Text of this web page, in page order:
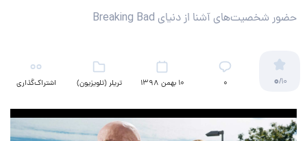
حضور شخصیت‌های آشنا از دنیای Breaking Bad
0/10 ۰ 10 بهمن 1398 تریلر (تلویزیون) اشتراک‌گذاری